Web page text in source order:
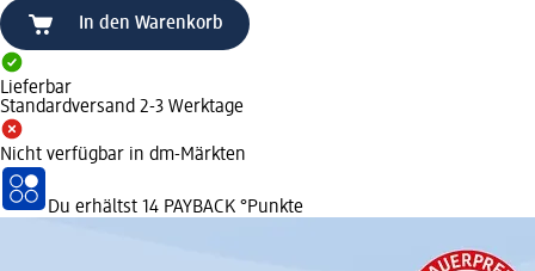
In den Warenkorb
Lieferbar
Standardversand 2-3 Werktage
Nicht verfügbar in dm-Märkten
Du erhältst 14 PAYBACK °Punkte